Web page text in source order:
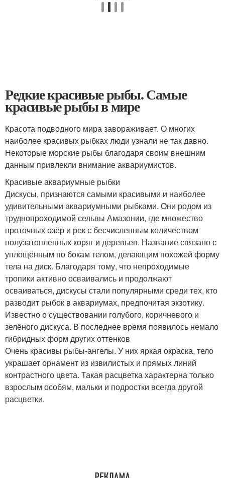
Редкие красивые рыбы. Самые
красивые рыбы в мире
Красота подводного мира завораживает. О многих
наиболее красивых рыбках люди узнали не так давно.
Некоторые морские рыбы благодаря своим внешним
данным привлекли внимание аквариумистов.
Красивые аквариумные рыбки
Дискусы, признаются самыми красивыми и наиболее
удивительными аквариумными рыбками. Они родом из
труднопроходимой сельвы Амазонии, где множество
проточных озёр и рек с бесчисленным количеством
полузатопленных коряг и деревьев. Название связано с
уплощённым по бокам телом, делающим похожей форму
тела на диск. Благодаря тому, что непроходимые
тропики активно осваивались и продолжают
осваиваться, дискусы стали популярными среди тех, кто
разводит рыбок в аквариумах, предпочитая экзотику.
Известно о существовании голубого, коричневого и
зелёного дискуса. В последнее время появилось немало
гибридных форм других оттенков
Очень красивы рыбы-ангелы. У них яркая окраска, тело
украшает орнамент из извилистых и прямых линий
контрастного цвета. Такая расцветка характерна только
взрослым особям, мальки и подростки всегда другой
расцветки.